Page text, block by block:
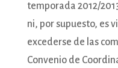
temporada 2012/
ni, por supuesto, es
excederse de las
Convenio de